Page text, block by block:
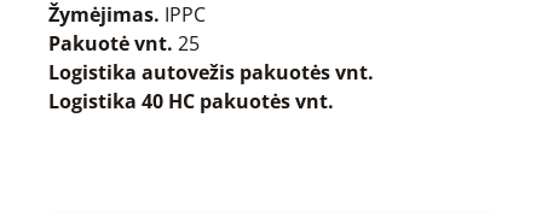
Žymėjimas. IPPC
Pakuotė vnt. 25
Logistika autovežis pakuotės vnt.
Logistika 40 HC pakuotės vnt.